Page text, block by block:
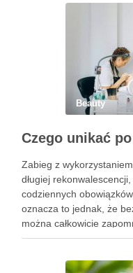
Beauty
Zabieg z
długiej
codziennych
oznacza to jednak, że
można całkowicie
Pierwsze godziny i dni